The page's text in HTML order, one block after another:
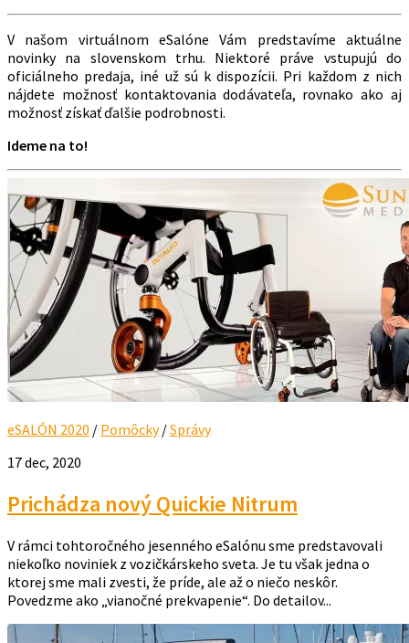
V našom virtuálnom eSalóne Vám predstavíme aktuálne
novinky na slovenskom trhu. Niektoré práve vstupujú do
oficiálneho predaja, iné už sú k dispozícii. Pri každom z nich
nájdete možnosť kontaktovania dodávateľa, rovnako ako aj
možnosť získať ďalšie podrobnosti.
Ideme na to!
eSALÓN 2020 / Pomôcky/Správy
17 dec, 2020
Prichádza nový Quickie Nitrum
V rámci tohtoročného jesenného eSalónu sme predstavovali
niekoľko noviniek z vozičkárskeho sveta. Je tu však jedna o
ktorej sme mali zvesti, že príde, ale až o niečo neskôr.
Povedzme ako „vianočné prekvapenie“. Do detailov...